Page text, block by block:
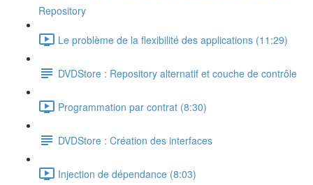
Repository
Le problème de la flexibilité des applications (11:29)
DVDStore : Repository alternatif et couche de contrôle
Programmation par contrat (8:30)
DVDStore : Création des interfaces
Injection de dépendance (8:03)